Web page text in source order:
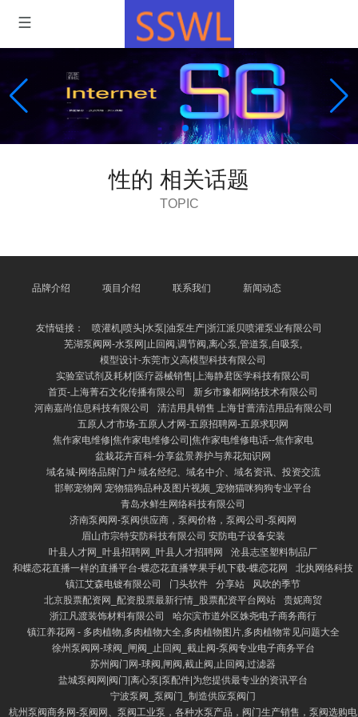
性的 相关话题
TOPIC
品牌介绍 项目介绍 联系我们 新闻动态
友情链接：
喷灌机|喷头|水泵|油泵生产|浙江派贝喷灌泵业有限公司
芜湖泵阀网-水泵网|止回阀,调节阀,离心泵,管道泵,自吸泵,
模型设计-东莞市义高模型科技有限公司
实验室试剂及耗材|医疗器械销售|上海静君医学科技有限公司
首页-上海菁石文化传播有限公司
新乡市豫都网络技术有限公司
河南嘉尚信息科技有限公司
清洁用具销售 上海甘蔷清洁用品有限公司
五原人才市场-五原人才网-五原招聘网-五原求职网
焦作家电维修|焦作家电维修公司|焦作家电维修电话--焦作家电
盆栽花卉百科-分享盆景养护与养花知识网
域名城-网络品牌门户 域名经纪、域名中介、域名资讯、投资交流
邯郸宠物网 宠物猫狗品种及图片视频_宠物猫咪狗狗专业平台
青岛水鲜生网络科技有限公司
济南泵阀网-泵阀供应商，泵阀价格，泵阀公司-泵阀网
眉山市宗特安防科技有限公司 安防电子设备安装
叶县人才网_叶县招聘网_叶县人才招聘网
沧县志坚塑料制品厂
和蝶恋花直播一样的直播平台-蝶恋花直播苹果手机下载-蝶恋花网
北执网络科技
镇江艾森电镀有限公司
门头软件 分享站
风吹的季节
北京股票配资网_配资股票最新行情_股票配资平台网站
贵妮商贸
浙江凡渡装饰材料有限公司
哈尔滨市道外区姝尧电子商务商行
镇江养花网 - 多肉植物,多肉植物大全,多肉植物图片,多肉植物常见问题大全
徐州泵阀网-球阀_闸阀_止回阀_截止阀-泵阀专业电子商务平台
苏州阀门网-球阀,闸阀,截止阀,止回阀,过滤器
盐城泵阀网|阀门|离心泵|泵配件|为您提供最专业的资讯平台
宁波泵阀_泵阀门_制造供应泵阀门
杭州泵阀商务网-泵阀网、泵阀工业泵，各种水泵产品，阀门生产销售，泵阀选购电